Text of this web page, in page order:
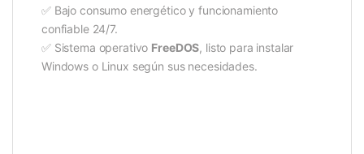
✅ Bajo consumo energético y funcionamiento
confiable 24/7.
✅ Sistema operativo FreeDOS, listo para instalar
Windows o Linux según sus necesidades.